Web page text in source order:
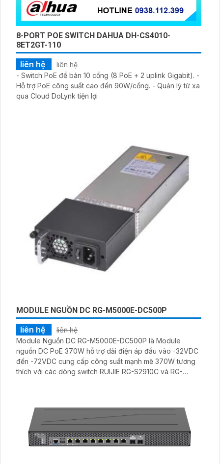
8-PORT POE SWITCH DAHUA DH-CS4010-
8ET2GT-110
liên hệ
liên hệ
- Switch PoE để bàn 10 cổng (8 PoE + 2 uplink Gigabit). -
Hỗ trợ PoE công suất cao đến 90W/cổng. - Quản lý từ xa
qua Cloud DoLynk tiện lợi
MODULE NGUỒN DC RG-M5000E-DC500P
liên hệ
liên hệ
Module Nguồn DC RG-M5000E-DC500P là Module
nguồn DC PoE 370W hỗ trợ dải điện áp đầu vào -32VDC
đến -72VDC cung cấp công suất mạnh mẽ 370W tương
thích với các dòng switch RUIJIE RG-S2910C và RG-